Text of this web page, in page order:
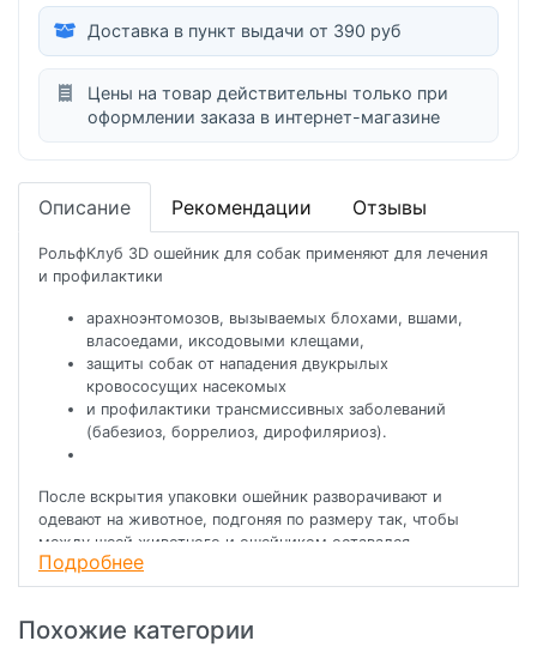
Доставка в пункт выдачи от 390 руб
Цены на товар действительны только при
оформлении заказа в интернет-магазине
Описание Рекомендации Отзывы
РольфКлуб 3D ошейник для собак применяют для лечения
и профилактики
арахноэнтомозов, вызываемых блохами, вшами,
власоедами, иксодовыми клещами,
защиты собак от нападения двукрылых
кровососущих насекомых
и профилактики трансмиссивных заболеваний
(бабезиоз, боррелиоз, дирофиляриоз).
После вскрытия упаковки ошейник разворачивают и
одевают на животное, подгоняя по размеру так, чтобы
между шеей животного и ошейником оставался
промежуток в 1,0-1,5 см, затем закрепляют фиксатором и
излишек ленты срезают.
Непрерывное использование ошейника обеспечивает
Подробнее
Похожие категории